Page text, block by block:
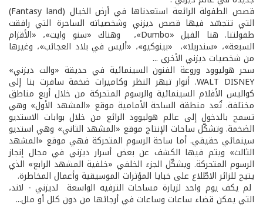
قصص الطفولة الرائعة استعدناها في أرض الخيال (Fantasy land)
التي تتجسّد فيها قصص ديزني وشخصياته الساحرة التي رافقت
طفولتنا. هنا الفيل «Dumbo»، وهناك «سنو وايت»، «الأقزام
السبعة»، «سندريلا»، «بينوكيو»، «أليس في بلاد العجائب»، وغيرها
من شخصيات ديزني الأخرى ...
سحر هوليوود وروعة الفنون السينمائية في حديقة «والت ديزني»
WALT DISNEY. أنوار تبهر النظر وكاميرات ضخمة سافرت بنا إلى
كواليس الأفلام السينمائية والرسوم المتحركة من خلال أربع مناطق
مختلفة. تُعد منطقة الساحة الأمامية موقع «المشهد الأول» وهي
تسمح بالدخول إلى عالم هوليوود الرائع من خلال بوابات الاستديو
الضخمة. وتشكّل ساحات الإنتاج موقع «المشهد الثاني» وهي استديو
سينمائي حقيقي. أما ساحة الرسوم المتحركة فهي موقع «المشهد
الثالث» ويتم فيها الكشف عن بعض أسرار ديزني في مجال إنجاز
الرسوم المتحركة. ويشكّل الجزء الخلفي «خلفية المشهد الرابع» الذي
يتيح للزائر الاطّلاع على خبايا المؤثرات الموسيقية وأعمال المخاطرة.
لم يكف يوم واحد لزيارة مساحات الترفيه الواسعة لديزني - لاند،
التي يمكن قضاء ساعات وساعات في أرجائها من دون كلل أو ملل...